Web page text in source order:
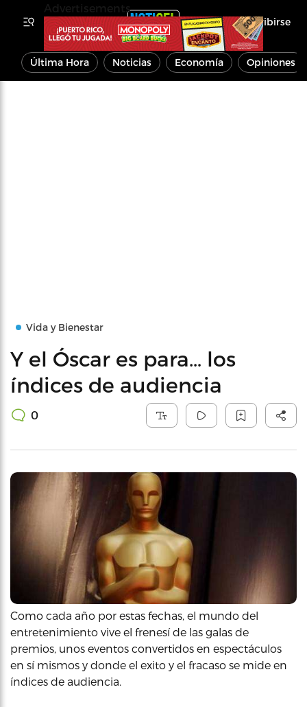
Inscribirse
Última Hora Noticias Economía Opiniones
Vida y Bienestar
Y el Óscar es para… los
índices de audiencia
0
Como cada año por estas fechas, el mundo del
entretenimiento vive el frenesí de las galas de
premios, unos eventos convertidos en espectáculos
en sí mismos y donde el exito y el fracaso se mide en
índices de audiencia.
Advertisements